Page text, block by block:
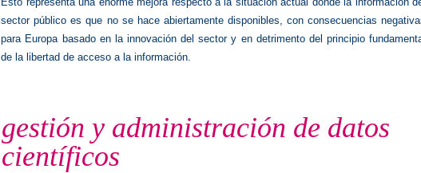
sector público es que no se hace abiertamente disponibles, con consecuencias
para Europa basado en la innovación del sector y en detrimento del principio
de la libertad de acceso a la información.
gestión y administración de datos
científicos